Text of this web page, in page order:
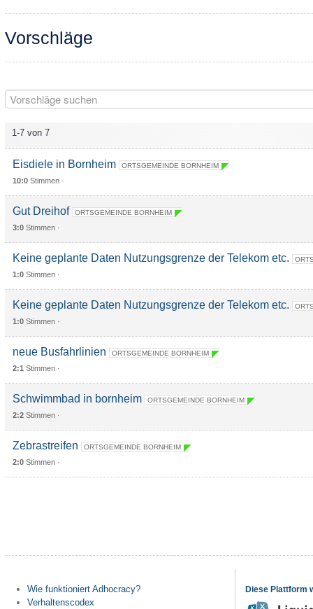
Vorschläge
1-7 von 7
Eisdiele in Bornheim ORTSGEMEINDE BORNHEIM
10:0Stimmen ·
Gut Dreihof ORTSGEMEINDE BORNHEIM
3:0Stimmen ·
Keine geplante Daten Nutzungsgrenze der Telekom etc.
1:0Stimmen ·
Keine geplante Daten Nutzungsgrenze der Telekom etc.
1:0Stimmen ·
neue Busfahrlinien ORTSGEMEINDE BORNHEIM
2:1 Stimmen ·
Schwimmbad in bornheim ORTSGEMEINDE BORNHEIM
2:2Stimmen ·
Zebrastreifen ORTSGEMEINDE BORNHEIM
2:0Stimmen ·
Wie funktioniert Adhocracy?
Verhaltenscodex
Diese Plattform